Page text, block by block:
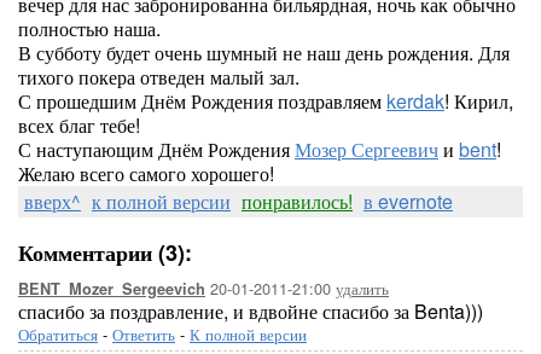
полностью наша.
В субботу будет очень шумный не наш день рождения. Для
тихого покера отведен малый зал.
С прошедшим Днём Рождения поздравляем kerdak! Кирил,
всех благ тебе!
С наступающим Днём РожденияМозер Сергеевичи bent!
Желаю всего самого хорошего!
вверх^ к полной версии понравилось! в evernote
Комментарии (3):
BENT_Mozer_Sergeevich 20-01-2011-21:00 удалить
спасибо за поздравление, и вдвойне спасибо за Benta)))
Обратиться - Ответить - К полной версии